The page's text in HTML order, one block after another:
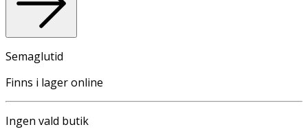
Semaglutid
Finns i lager online
Ingen vald butik